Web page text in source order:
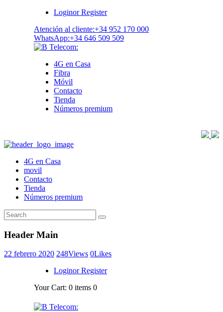
LoginorRegister
Atención al cliente:+34 952 170 000
WhatsApp:+34 646 509 509
4G en Casa
Fibra
Móvil
Contacto
Tienda
Números premium
4G en Casa
movil
Contacto
Tienda
Números premium
Header Main
22 febrero 2020 248Views 0Likes
LoginorRegister
Your Cart: 0 items 0